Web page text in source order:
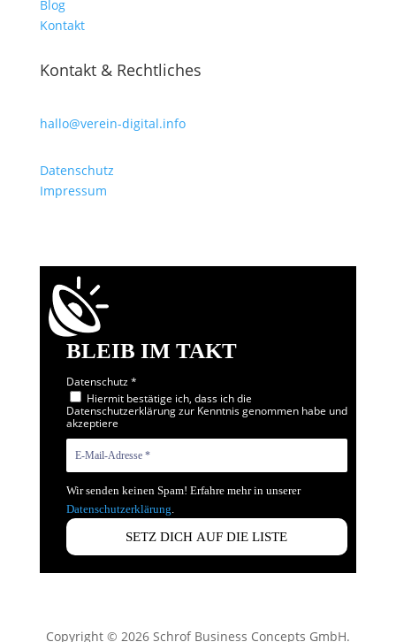
Blog
Kontakt
Kontakt & Rechtliches
hallo@verein-digital.info
Datenschutz
Impressum
BLEIB IM TAKT
Datenschutz*
Hiermit bestätige ich, dass ich die
Datenschutzerklärung zur Kenntnis genommen habe und
akzeptiere
Wir senden keinen Spam! Erfahre mehr in unserer
Datenschutzerklärung.
Copyright © 2026 Schrof Business Concepts GmbH.